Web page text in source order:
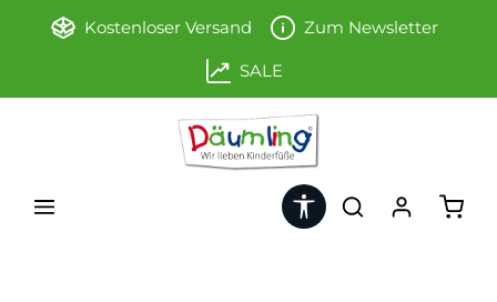
Zum Hauptinhalt springen
Kostenloser Versand Zum Newsletter
SALE
Werkzeugleiste anzeigen